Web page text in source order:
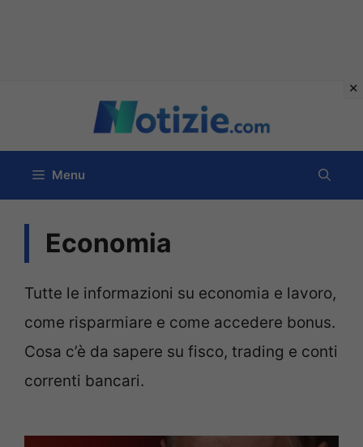
contenuto
Menu
Economia
Tutte le informazioni su economia e lavoro,
come risparmiare e come accedere bonus.
Cosa c’è da sapere su fisco, trading e conti
correnti bancari.